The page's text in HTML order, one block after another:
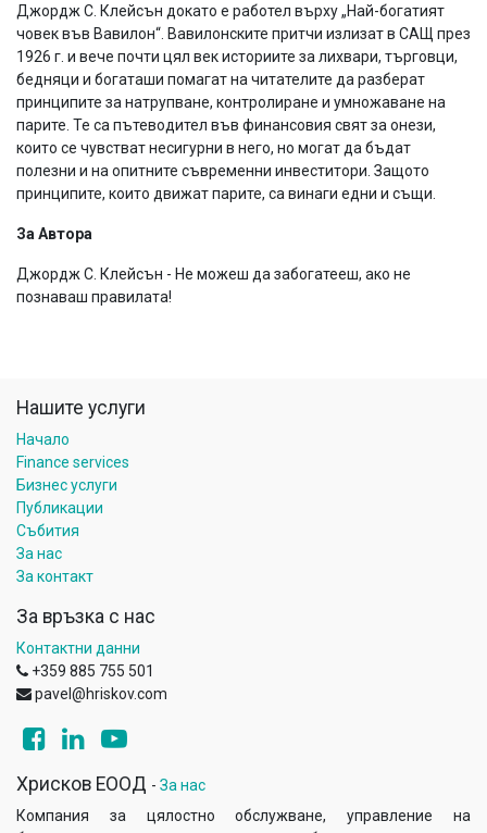
Джордж С. Клейсън докато е работел върху „Най-богатият
човек във Вавилон“. Вавилонските притчи излизат в САЩ през
1926 г. и вече почти цял век историите за лихвари, търговци,
бедняци и богаташи помагат на читателите да разберат
принципите за натрупване, контролиране и умножаване на
парите. Те са пътеводител във финансовия свят за онези,
които се чувстват несигурни в него, но могат да бъдат
полезни и на опитните съвременни инвеститори. Защото
принципите, които движат парите, са винаги едни и същи.
За Автора
Джордж С. Клейсън - Не можеш да забогатееш, ако не
познаваш правилата!
Нашите услуги
Начало
Finance services
Бизнес услуги
Публикации
Събития
За нас
За контакт
За връзка с нас
Контактни данни
+359 885 755 501
pavel@hriskov.com
Хрисков ЕООД - За нас
Компания за цялостно обслужване, управление на